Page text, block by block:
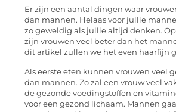
Er zijn een aantal dingen waar
dan mannen. Helaas voor jullie
zo geweldig als jullie altijd denken.
zijn vrouwen veel beter dan het
dit artikel zullen we het even haarfijn
Als eerste eten kunnen vrouwen veel
dan mannen. Zo zal een vrouw veel
de gezonde voedingstoffen en
voor een gezond lichaam. Mannen